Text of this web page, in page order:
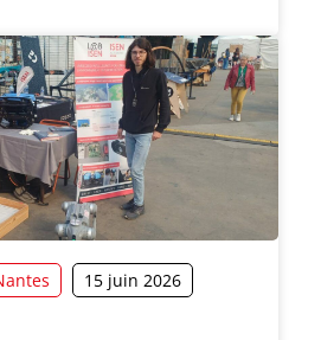
15 juin 2026